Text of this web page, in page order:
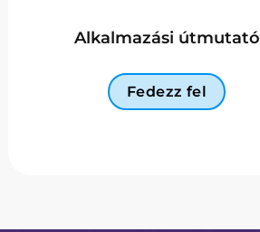
Alkalmazási útmutató
Fedezz fel